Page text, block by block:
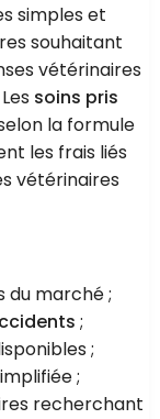
simples et
souhaitant
vétérinaires
soins pris
la formule
les frais liés
vétérinaires
du marché ;
;
;
;
recherchant